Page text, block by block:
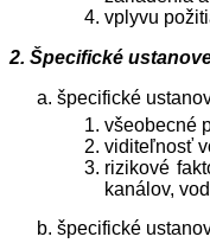
vplyvu
2. Špecifické
špecifické
všeobecné
viditeľnosť
rizikové
kanálov,
špecifické